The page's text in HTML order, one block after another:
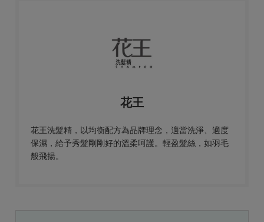
花王
花王洗髮精，以均衡配方為品牌理念，適當洗淨、適度
保濕，給予秀髮剛剛好的溫柔呵護。輕盈髮絲，如羽毛
般飛揚。